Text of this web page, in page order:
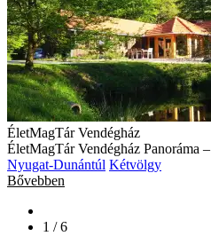
ÉletMagTár Vendégház
ÉletMagTár Vendégház Panoráma
Nyugat-Dunántúl Kétvölgy
Bővebben
1 / 6